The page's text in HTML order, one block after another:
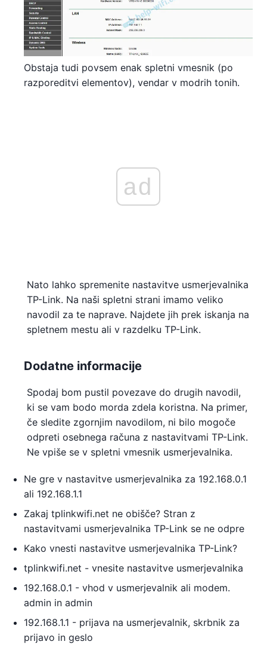
Obstaja tudi povsem enak spletni vmesnik (po
razporeditvi elementov), ​​vendar v modrih tonih.
ad
Nato lahko spremenite nastavitve usmerjevalnika
TP-Link. Na naši spletni strani imamo veliko
navodil za te naprave. Najdete jih prek iskanja na
spletnem mestu ali v razdelku TP-Link.
Dodatne informacije
Spodaj bom pustil povezave do drugih navodil,
ki se vam bodo morda zdela koristna. Na primer,
če sledite zgornjim navodilom, ni bilo mogoče
odpreti osebnega računa z nastavitvami TP-Link.
Ne vpiše se v spletni vmesnik usmerjevalnika.
Ne gre v nastavitve usmerjevalnika za 192.168.0.1
ali 192.168.1.1
Zakaj tplinkwifi.net ne obišče? Stran z
nastavitvami usmerjevalnika TP-Link se ne odpre
Kako vnesti nastavitve usmerjevalnika TP-Link?
tplinkwifi.net - vnesite nastavitve usmerjevalnika
192.168.0.1 - vhod v usmerjevalnik ali modem.
admin in admin
192.168.1.1 - prijava na usmerjevalnik, skrbnik za
prijavo in geslo